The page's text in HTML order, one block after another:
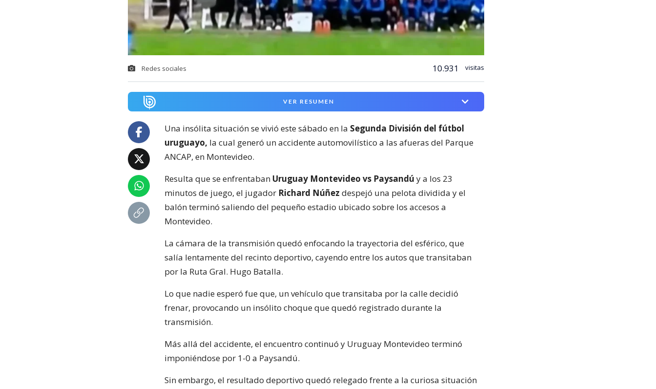
Redes sociales 10.931 visitas
VER RESUMEN
Una insólita situación se vivió este sábado en la Segunda División del fútbol
uruguayo, la cual generó un accidente automovilístico a las afueras del Parque
ANCAP, en Montevideo.
Resulta que se enfrentaban Uruguay Montevideo vs Paysandú y a los 23
minutos de juego, el jugador Richard Núñez despejó una pelota dividida y el
balón terminó saliendo del pequeño estadio ubicado sobre los accesos a
Montevideo.
La cámara de la transmisión quedó enfocando la trayectoria del esférico, que
salía lentamente del recinto deportivo, cayendo entre los autos que transitaban
por la Ruta Gral. Hugo Batalla.
Lo que nadie esperó fue que, un vehículo que transitaba por la calle decidió
frenar, provocando un insólito choque que quedó registrado durante la
transmisión.
Más allá del accidente, el encuentro continuó y Uruguay Montevideo terminó
imponiéndose por 1-0 a Paysandú.
Sin embargo, el resultado deportivo quedó relegado frente a la curiosa situación